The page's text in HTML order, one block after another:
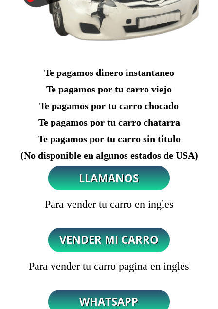
Te pagamos dinero instantaneo
Te pagamos por tu carro viejo
Te pagamos por tu carro chocado
Te pagamos por tu carro chatarra
Te pagamos por tu carro sin titulo
(No disponible en algunos estados de USA)
Para vender tu carro en ingles
Para vender tu carro pagina en ingles